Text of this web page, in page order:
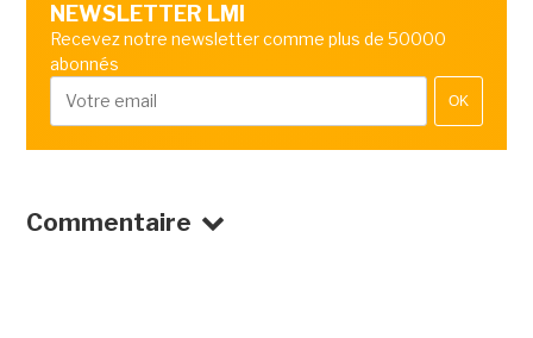
NEWSLETTER LMI
Recevez notre newsletter comme plus de 50000
abonnés
OK
Commentaire